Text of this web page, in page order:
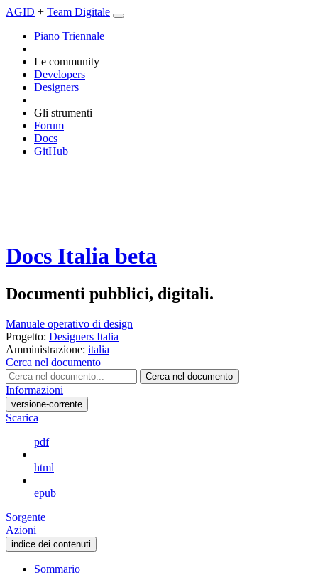
AGID + Team Digitale
Piano Triennale
Le community
Developers
Designers
Gli strumenti
Forum
Docs
GitHub
Docs Italia beta
Documenti pubblici, digitali.
Manuale operativo di design
Progetto: Designers Italia
Amministrazione: italia
Cerca nel documento
Cerca nel documento
Informazioni
versione-corrente
Scarica
pdf
html
epub
Sorgente
Azioni
indice dei contenuti
Sommario